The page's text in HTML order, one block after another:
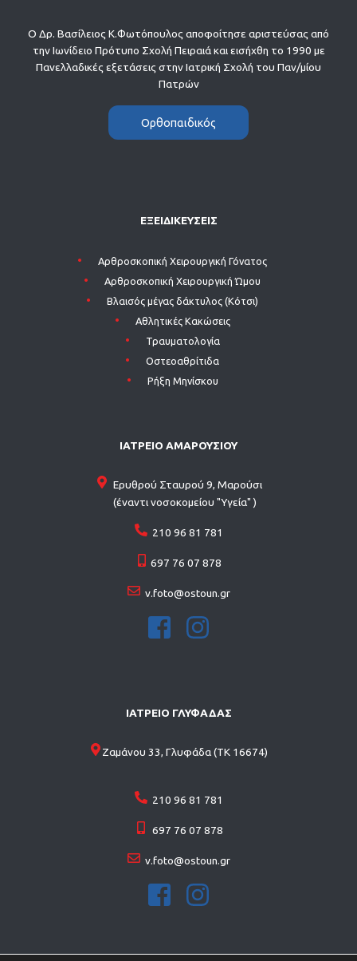
Ο Δρ. Βασίλειος Κ.Φωτόπουλος αποφοίτησε αριστεύσας από
την Ιωνίδειο Πρότυπο Σχολή Πειραιά και εισήχθη το 1990 με
Πανελλαδικές εξετάσεις στην Ιατρική Σχολή του Παν/μίου
Πατρών
Ορθοπαιδικός
ΕΞΕΙΔΙΚΕΥΣΕΙΣ
Aρθροσκοπική Χειρουργική Γόνατος
Aρθροσκοπική Χειρουργική Ώμου
Βλαισός μέγας δάκτυλος (Κότσι)
Αθλητικές Κακώσεις
Τραυματολογία
Οστεοαθρίτιδα
Ρήξη Μηνίσκου
ΙΑΤΡΕΙΟ ΑΜΑΡΟΥΣΙΟΥ
Ερυθρού Σταυρού 9, Μαρούσι
(έναντι νοσοκομείου "Υγεία" )
210 96 81 781
697 76 07 878
v.foto@ostoun.gr
ΙΑΤΡΕΙΟ ΓΛΥΦΑΔΑΣ
Ζαμάνου 33, Γλυφάδα (ΤΚ 16674)
210 96 81 781
697 76 07 878
v.foto@ostoun.gr